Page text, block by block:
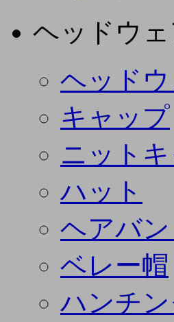
ヘッドウ
ヘッド
キャップ
ニット
ハット
ヘアバン
ベレー帽
ハンチ